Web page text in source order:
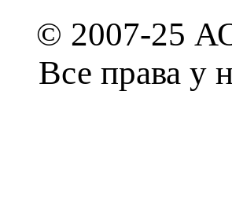
© 2007-25
Все права у